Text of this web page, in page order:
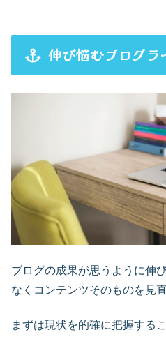
伸び悩むブログ
ブログの成果が思うように伸
なくコンテンツそのものを見
まずは現状を的確に把握する